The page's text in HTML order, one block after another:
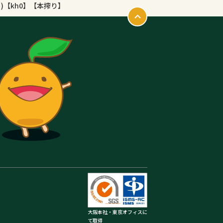
kh0】【本搾り】
大阪本社・東京オフィスに
て取得